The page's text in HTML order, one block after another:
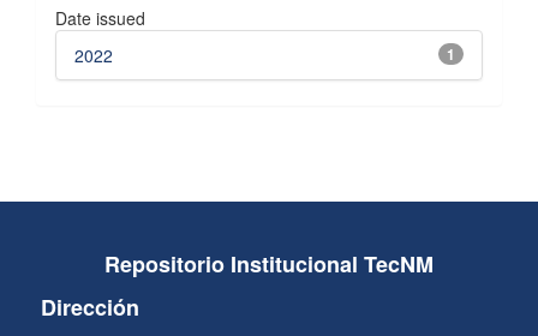
Date issued
1
2022
Repositorio Institucional TecNM
Dirección